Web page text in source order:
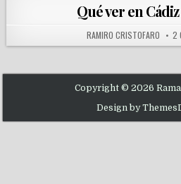
Qué ver en
AUTHOR:
RAMIRO CRISTOFARO 2
Copyright © 2026
Design by